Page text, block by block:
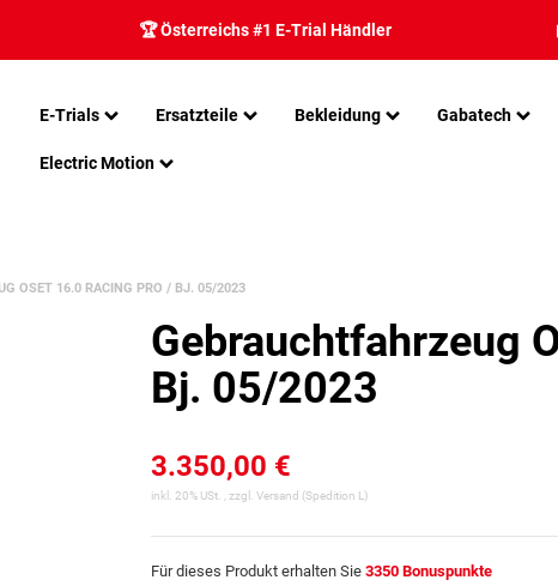
🏆 Österreichs #1 E-Trial Händler
E-Trials Ersatzteile Bekleidung Gabatech
Electric Motion
OSET 16.0 RACING PRO / BJ. 05/2023
Gebrauchtfahrzeug
Bj. 05/2023
3.350,00 €
inkl. 20% USt. , zzgl. Versand (Spedition L)
Für dieses Produkt erhalten Sie 3350Bonuspunkte